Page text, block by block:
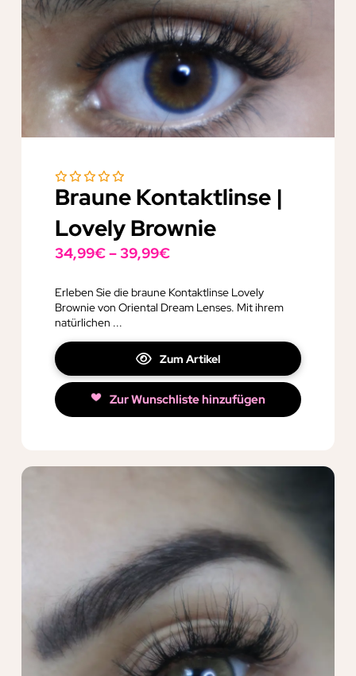
Braune Kontaktlinse |
Lovely Brownie
34,99€–39,99€
Erleben Sie die braune Kontaktlinse Lovely
Brownie von Oriental Dream Lenses. Mit ihrem
natürlichen ...
Zum Artikel
Zur Wunschliste hinzufügen